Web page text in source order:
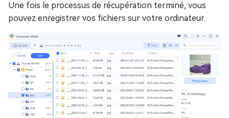
Une fois le processus de récupération terminé, vous
pouvez enregistrer vos fichiers sur votre ordinateur.